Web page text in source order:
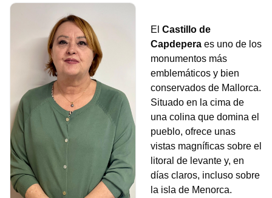
El Castillo de
Capdepera es uno de los
monumentos más
emblemáticos y bien
conservados de Mallorca.
Situado en la cima de
una colina que domina el
pueblo, ofrece unas
vistas magníficas sobre el
litoral de levante y, en
días claros, incluso sobre
la isla de Menorca.